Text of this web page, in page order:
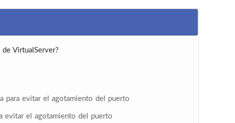
VirtualServer?
para evitar el agotamiento del puerto
evitar el agotamiento del puerto